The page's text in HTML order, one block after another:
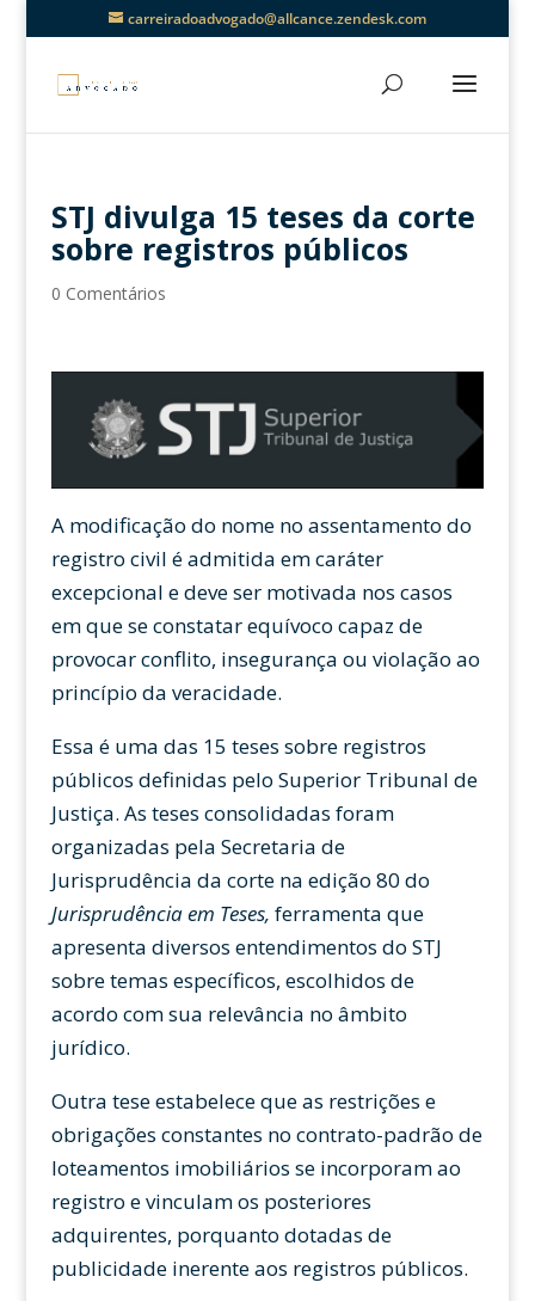
carreiradoadvogado@allcance.zendesk.com
STJ divulga 15 teses da corte
sobre registros públicos
0 Comentários
A modificação do nome no assentamento do
registro civil é admitida em caráter
excepcional e deve ser motivada nos casos
em que se constatar equívoco capaz de
provocar conflito, insegurança ou violação ao
princípio da veracidade.
Essa é uma das 15 teses sobre registros
públicos definidas pelo Superior Tribunal de
Justiça. As teses consolidadas foram
organizadas pela Secretaria de
Jurisprudência da corte na edição 80 do
Jurisprudência em Teses, ferramenta que
apresenta diversos entendimentos do STJ
sobre temas específicos, escolhidos de
acordo com sua relevância no âmbito
jurídico.
Outra tese estabelece que as restrições e
obrigações constantes no contrato-padrão de
loteamentos imobiliários se incorporam ao
registro e vinculam os posteriores
adquirentes, porquanto dotadas de
publicidade inerente aos registros públicos.